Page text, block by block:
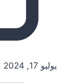
يوليو 17, 2024